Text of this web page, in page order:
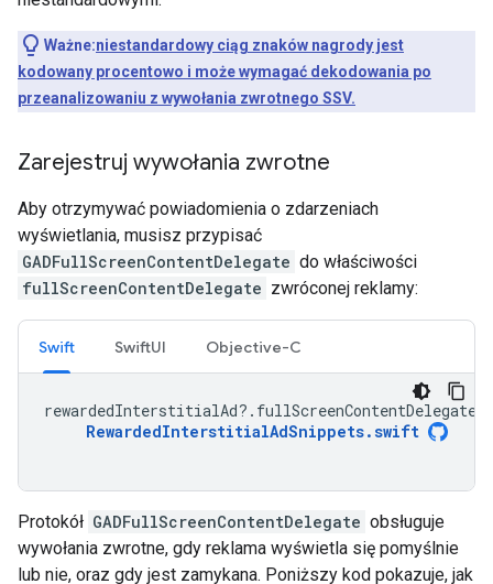
Ważne:niestandardowy ciąg znaków nagrody jest
kodowany procentowo i może wymagać dekodowania po
przeanalizowaniu z wywołania zwrotnego SSV.
Zarejestruj wywołania zwrotne
Aby otrzymywać powiadomienia o zdarzeniach
wyświetlania, musisz przypisać
GADFullScreenContentDelegate do właściwości
fullScreenContentDelegate zwróconej reklamy:
Swift SwiftUI Objective-C
rewardedInterstitialAd?. fullScreenContentDelegate
RewardedInterstitialAdSnippets.swift
Protokół GADFullScreenContentDelegate obsługuje
wywołania zwrotne, gdy reklama wyświetla się pomyślnie
lub nie, oraz gdy jest zamykana. Poniższy kod pokazuje, jak